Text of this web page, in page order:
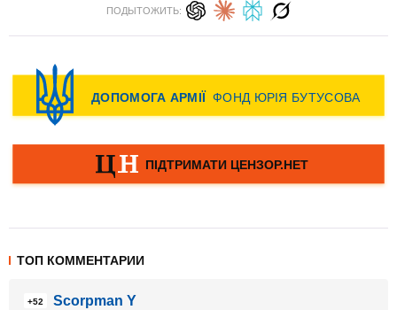
ПОДЫТОЖИТЬ:
ТОП КОММЕНТАРИИ
+52
Scorpman Y